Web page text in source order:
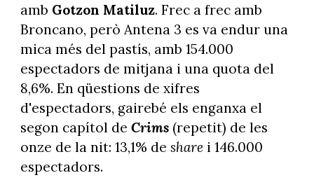
amb Gotzon Matiluz. Frec a frec amb
Broncano, però Antena 3 es va endur una
mica més del pastís, amb 154.000
espectadors de mitjana i una quota del
8,6%. En qüestions de xifres
d'espectadors, gairebé els enganxa el
segon capítol de Crims(repetit) de les
onze de la nit: 13,1% de sharei 146.000
espectadors.